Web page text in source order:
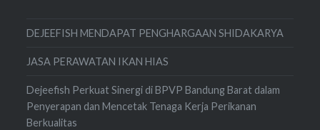
DEJEEFISH MENDAPAT PENGHARGAAN SHIDAKARYA
JASA PERAWATAN IKAN HIAS
Dejeefish Perkuat Sinergi di BPVP Bandung Barat dalam
Penyerapan dan Mencetak Tenaga Kerja Perikanan
Berkualitas